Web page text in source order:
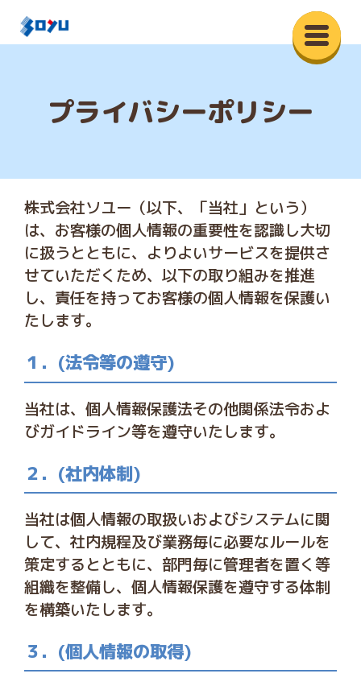
プライバシーポリシー
株式会社ソユー（以下、「当社」という）
は、お客様の個人情報の重要性を認識し大切
に扱うとともに、よりよいサービスを提供さ
せていただくため、以下の取り組みを推進
し、責任を持ってお客様の個人情報を保護い
たします。
１．(法令等の遵守)
当社は、個人情報保護法その他関係法令およ
びガイドライン等を遵守いたします。
２．(社内体制)
当社は個人情報の取扱いおよびシステムに関
して、社内規程及び業務毎に必要なルールを
策定するとともに、部門毎に管理者を置く等
組織を整備し、個人情報保護を遵守する体制
を構築いたします。
３．(個人情報の取得)